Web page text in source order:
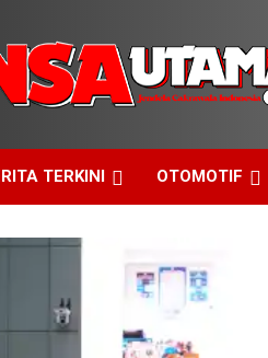
TERKINI OTOMOTIF